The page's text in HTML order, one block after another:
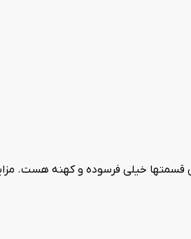
خیلی فرسوده و کهنه هست.